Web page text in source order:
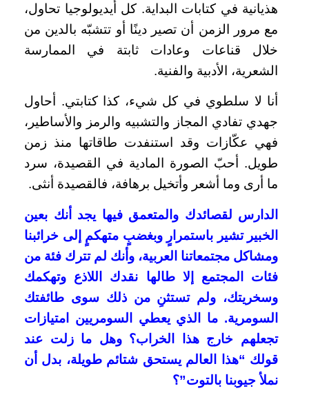
هذيانية في كتابات البداية. كل أيديولوجيا تحاول،
مع مرور الزمن أن تصير دينًا أو تتشبّه بالدين من
خلال قناعات وعادات ثابتة في الممارسة
الشعرية، الأدبية والفنية.
أنا لا سلطوي في كل شيء، كذا كتابتي. أحاول
جهدي تفادي المجاز والتشبيه والرمز والأساطير،
فهي عكّازات وقد استنفدت طاقاتها منذ زمن
طويل. أحبّ الصورة المادية في القصيدة، سرد
ما أرى وما أشعر وأتخيل برهافة، فالقصيدة أنثى.
الدارس لقصائدك والمتعمق فيها يجد أنك بعين
الخبير تشير باستمرارٍ وبغضبٍ متهكمٍ إلى خرائبنا
ومشاكل مجتمعاتنا العربية، وأنك لم تترك فئة من
فئات المجتمع إلا طالها نقدك اللاذع وتهكمك
وسخريتك، ولم تستثنِ من ذلك سوى طائفتك
السومرية. ما الذي يعطي السومريين امتيازات
تجعلهم خارج هذا الخراب؟ وهل ما زلت عند
قولك “هذا العالم يستحق شتائم طويلة، بدل أن
نملأ جيوبنا بالتوت”؟